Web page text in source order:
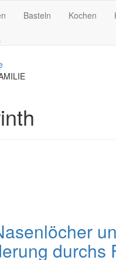
Basteln Kochen
durchs